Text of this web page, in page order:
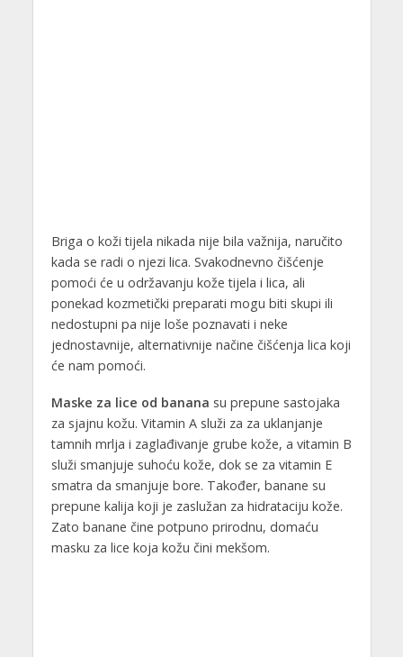
Briga o koži tijela nikada nije bila važnija, naručito
kada se radi o njezi lica. Svakodnevno čišćenje
pomoći će u održavanju kože tijela i lica, ali
ponekad kozmetički preparati mogu biti skupi ili
nedostupni pa nije loše poznavati i neke
jednostavnije, alternativnije načine čišćenja lica koji
će nam pomoći.
Maske za lice od banana su prepune sastojaka
za sjajnu kožu. Vitamin A služi za za uklanjanje
tamnih mrlja i zaglađivanje grube kože, a vitamin B
služi smanjuje suhoću kože, dok se za vitamin E
smatra da smanjuje bore. Također, banane su
prepune kalija koji je zaslužan za hidrataciju kože.
Zato banane čine potpuno prirodnu, domaću
masku za lice koja kožu čini mekšom.